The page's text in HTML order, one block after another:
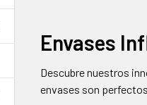
Envases
Descubre nuestros
envases son